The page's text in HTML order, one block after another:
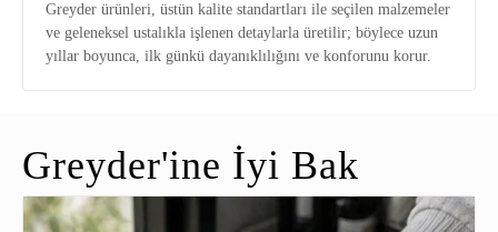
Greyder ürünleri, üstün kalite standartları ile seçilen malzemeler
ve geleneksel ustalıkla işlenen detaylarla üretilir; böylece uzun
yıllar boyunca, ilk günkü dayanıklılığını ve konforunu korur.
Greyder'ine İyi Bak